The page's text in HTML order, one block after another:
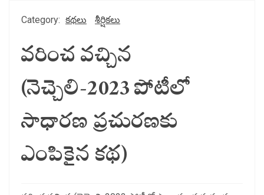
Category: కథలు శీర్షికలు
వరించ వచ్చిన
(నెచ్చెలి-2023 పోటీలో
సాధారణ ప్రచురణకు
ఎంపికైన కథ)